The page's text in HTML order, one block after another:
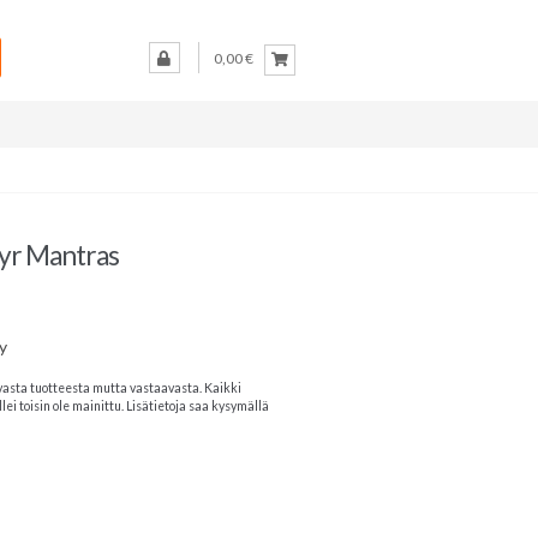
0,00 €
Mantras
tuotteesta mutta vastaavasta. Kaikki
toisin ole mainittu. Lisätietoja saa kysymällä